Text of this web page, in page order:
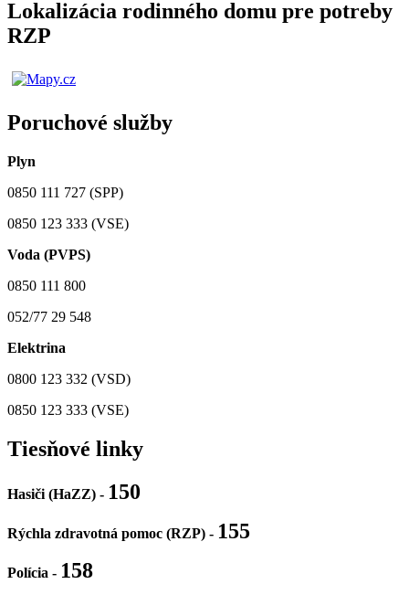
Lokalizácia rodinného domu pre potreby
RZP
Poruchové služby
Plyn
0850 111 727 (SPP)
0850 123 333 (VSE)
Voda (PVPS)
0850 111 800
052/77 29 548
Elektrina
0800 123 332 (VSD)
0850 123 333 (VSE)
Tiesňové linky
Hasiči (HaZZ) - 150
Rýchla zdravotná pomoc (RZP) - 155
Polícia - 158